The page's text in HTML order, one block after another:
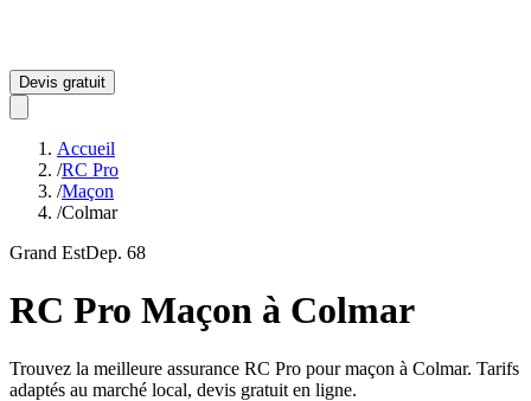
Devis gratuit
Accueil
/RC Pro
/Maçon
/Colmar
Grand EstDep. 68
RC Pro Maçon à Colmar
Trouvez la meilleure assurance RC Pro pourmaçon à Colmar. Tarifs
adaptés au marché local, devis gratuit en ligne.